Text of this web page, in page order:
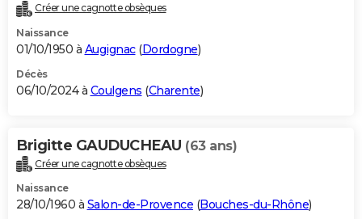
Créer une cagnotte obsèques
Naissance
01/10/1950 à Augignac(Dordogne)
Décès
06/10/2024 à Coulgens (Charente)
Brigitte GAUDUCHEAU (63 ans)
Créer une cagnotte obsèques
Naissance
28/10/1960 à Salon-de-Provence (Bouches-du-Rhône)